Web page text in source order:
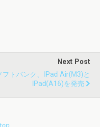
Next Post
フトバンク、iPad Air(M3)と
IPad(A16)を発売